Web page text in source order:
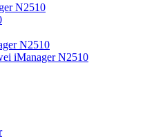
N2510
N2510
iManager N2510